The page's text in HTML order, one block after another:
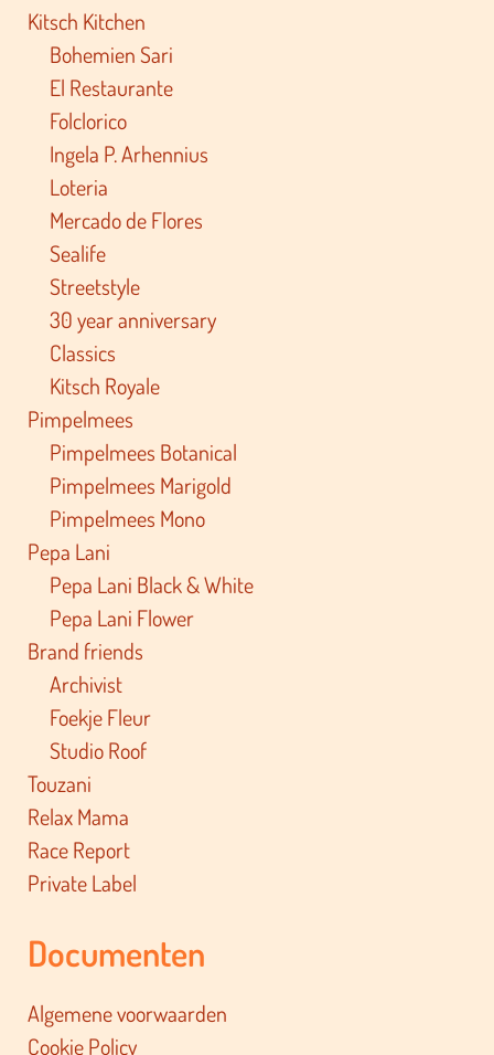
Kitsch Kitchen
Bohemien Sari
El Restaurante
Folclorico
Ingela P. Arhennius
Loteria
Mercado de Flores
Sealife
Streetstyle
30 year anniversary
Classics
Kitsch Royale
Pimpelmees
Pimpelmees Botanical
Pimpelmees Marigold
Pimpelmees Mono
Pepa Lani
Pepa Lani Black & White
Pepa Lani Flower
Brand friends
Archivist
Foekje Fleur
Studio Roof
Touzani
Relax Mama
Race Report
Private Label
Documenten
Algemene voorwaarden
Cookie Policy